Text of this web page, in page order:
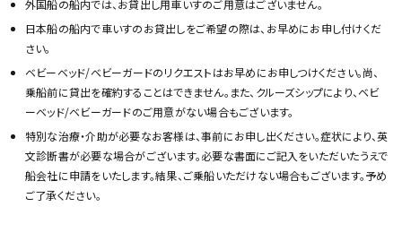
外国船の船内では、お貸出し用車いすのご用意はございません。
日本船の船内で車いすのお貸出しをご希望の際は、お早めにお申し付けくだ
さい。
ベビーベッド/ベビーガードのリクエストはお早めにお申しつけください。尚、
乗船前に貸出を確約することはできません。また、クルーズシップにより、ベビ
ーベッド/ベビーガードのご用意がない場合もございます。
特別な治療・介助が必要なお客様は、事前にお申し出ください。症状により、英
文診断書が必要な場合がございます。必要な書面にご記入をいただいたうえで
船会社に申請をいたします。結果、ご乗船いただけない場合もございます。予め
ご了承ください。